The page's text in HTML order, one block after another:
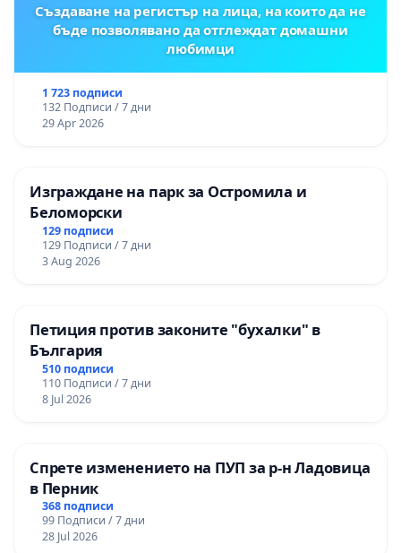
Създаване на регистър на лица, на които да не
бъде позволявано да отглеждат домашни
любимци
1 723 подписи
132 Подписи / 7 дни
29 Apr 2026
Изграждане на парк за Остромила и
Беломорски
129 подписи
129 Подписи / 7 дни
3 Aug 2026
Петиция против законите "бухалки" в
България
510 подписи
110 Подписи / 7 дни
8 Jul 2026
Спрете изменението на ПУП за р-н Ладовица
в Перник
368 подписи
99 Подписи / 7 дни
28 Jul 2026